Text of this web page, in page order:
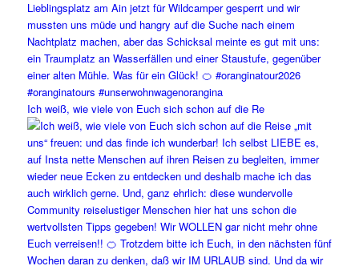
Ich weiß, wie viele von Euch sich schon auf die Re